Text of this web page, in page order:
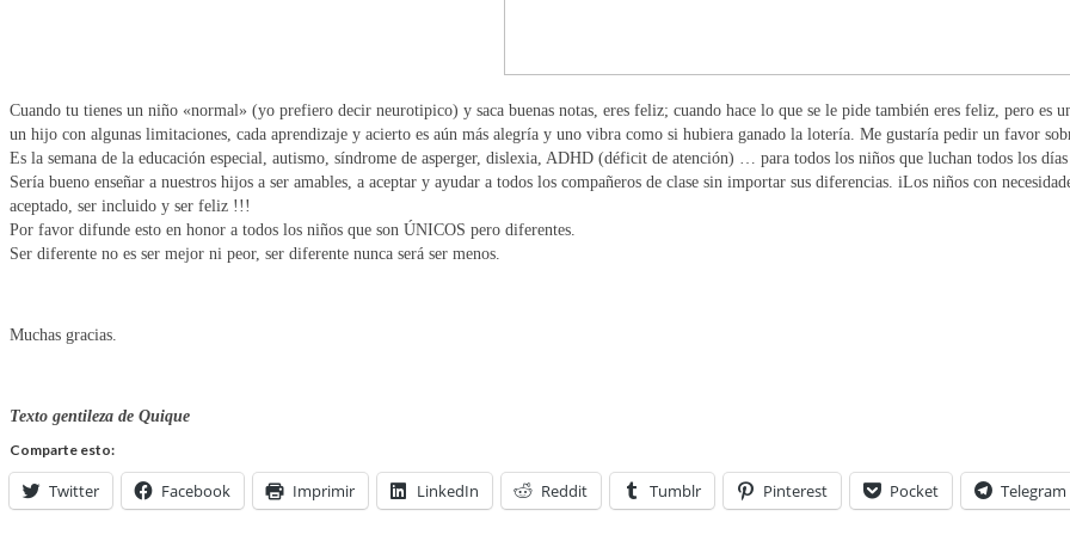
Cuando tu tienes un niño «normal» (yo prefiero decir neurotipico) y saca buenas notas, eres feliz; cuando hace lo que se le pide también eres feliz, pero es
un hijo con algunas limitaciones, cada aprendizaje y acierto es aún más alegría y uno vibra como si hubiera ganado la lotería. Me gustaría pedir un favor
Es la semana de la educación especial, autismo, síndrome de asperger, dislexia, ADHD (déficit de atención) … para todos los niños que luchan todos los
Sería bueno enseñar a nuestros hijos a ser amables, a aceptar y ayudar a todos los compañeros de clase sin importar sus diferencias. iLos niños con
aceptado, ser incluido y ser feliz !!!
Por favor difunde esto en honor a todos los niños que son ÚNICOS pero diferentes.
Ser diferente no es ser mejor ni peor, ser diferente nunca será ser menos.
Muchas gracias.
Texto gentileza de Quique
Comparte esto:
Twitter Facebook Imprimir LinkedIn Reddit Tumblr Pinterest Pocket Telegram